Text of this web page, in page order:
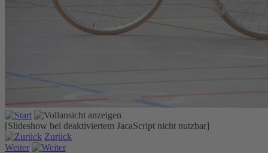
[Slideshow bei deaktiviertem JacaScript nicht nutzbar]
Zurück
Weiter